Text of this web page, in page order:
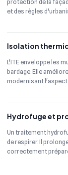
protection de la
et des règles
Isolation
L'ITE enveloppe les
bardage. Elle
modernisant l'aspect
Hydrofuge et
Un traitement
de respirer. Il
correctement